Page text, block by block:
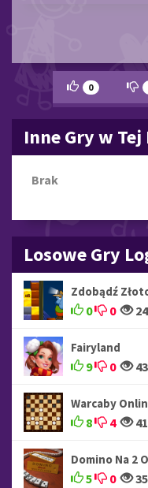
0
Inne Gry w
Brak
Losowe Gry
Zdobądź
0 0
Fairyland
9 0
Warcaby
8 4
Domino Na 2
5 0